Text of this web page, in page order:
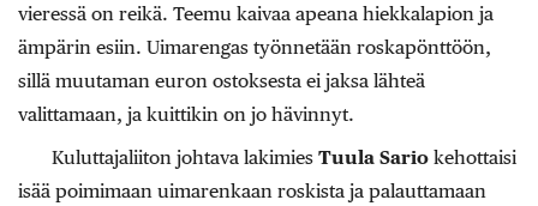
vieressä on reikä. Teemu kaivaa apeana hiekkalapion ja
ämpärin esiin. Uimarengas työnnetään roskapönttöön,
sillä muutaman euron ostoksesta ei jaksa lähteä
valittamaan, ja kuittikin on jo hävinnyt.
Kuluttajaliiton johtava lakimies Tuula Sario kehottaisi
isää poimimaan uimarenkaan roskista ja palauttamaan